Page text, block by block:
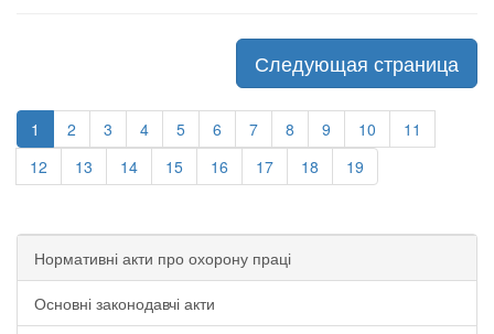
Следующая страница
1 2 3 4 5 6 7 8 9 10
11
12
13 14 15 16 17 18 19
Нормативні акти про охорону праці
Основні законодавчі акти